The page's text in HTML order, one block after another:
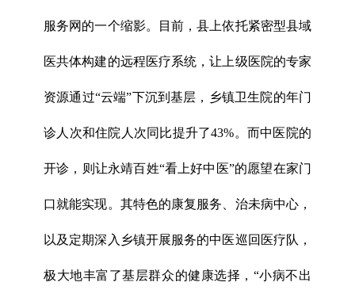
服务网的一个缩影。目前，县上依托紧密型县域
医共体构建的远程医疗系统，让上级医院的专家
资源通过“云端”下沉到基层，乡镇卫生院的年门
诊人次和住院人次同比提升了43%。而中医院的
开诊，则让永靖百姓“看上好中医”的愿望在家门
口就能实现。其特色的康复服务、治未病中心，
以及定期深入乡镇开展服务的中医巡回医疗队，
极大地丰富了基层群众的健康选择，“小病不出